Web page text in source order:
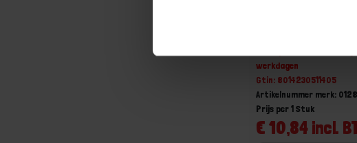
BETA
werkdagen
Gtin: 8014230511405
Artikelnummer merk:
€ 10,84 incl.
Prijs per 1 Stuk